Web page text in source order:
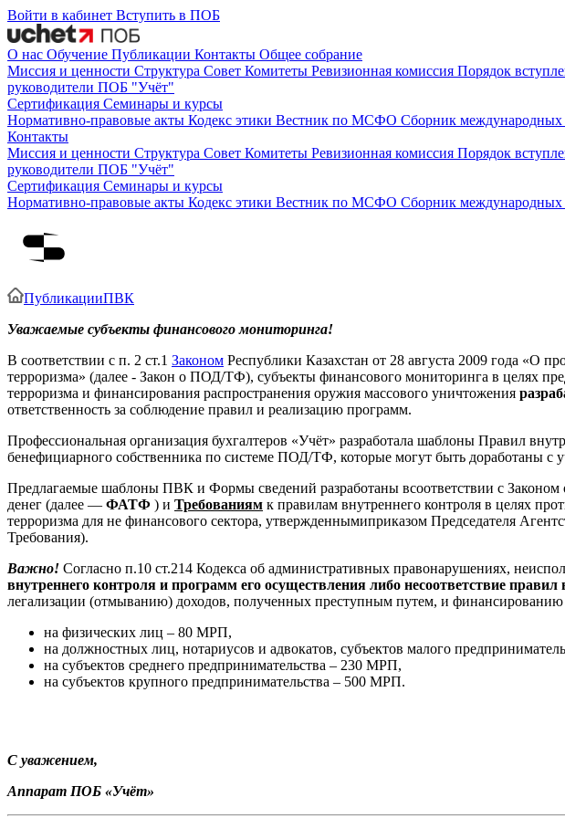
Войти в кабинет Вступить в ПОБ
О нас Обучение Публикации Контакты Общее собрание
Миссия и ценности Структура Совет Комитеты Ревизионная комиссия Порядок
руководители ПОБ "Учёт"
Сертификация Семинары и курсы
Нормативно-правовые акты Кодекс этики Вестник по МСФО Сборник международных
Контакты
Миссия и ценности Структура Совет Комитеты Ревизионная комиссия Порядок
руководители ПОБ "Учёт"
Сертификация Семинары и курсы
Нормативно-правовые акты Кодекс этики Вестник по МСФО Сборник международных
ПубликацииПВК
Уважаемые субъекты финансового мониторинга!
В соответствии с п. 2 ст.1 Законом Республики Казахстан от 28 августа 2009 года «О
терроризма» (далее - Закон о ПОД/ТФ), субъекты финансового мониторинга в целях
терроризма и финансирования распространения оружия массового уничтожения
ответственность за соблюдение правил и реализацию программ.
Профессиональная организация бухгалтеров «Учёт» разработала шаблоны Правил
бенефициарного собственника по системе ПОД/ТФ, которые могут быть доработаны с
Предлагаемые шаблоны ПВК и Формы сведений разработаны всоответствии с
денег (далее — ФАТФ ) и Требованиям к правилам внутреннего контроля в целях
терроризма для не финансового сектора, утвержденнымиприказом Председателя
Требования).
Важно! Согласно п.10 ст.214 Кодекса об административных правонарушениях,
внутреннего контроля и программ его осуществления либо несоответствие
легализации (отмыванию) доходов, полученных преступным путем, и финансированию
на физических лиц – 80 МРП,
на должностных лиц, нотариусов и адвокатов, субъектов малого
на субъектов среднего предпринимательства – 230 МРП,
на субъектов крупного предпринимательства – 500 МРП.
С уважением,
Аппарат ПОБ «Учёт»